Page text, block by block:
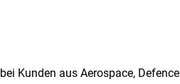
Kunden aus Aerospace, Defence